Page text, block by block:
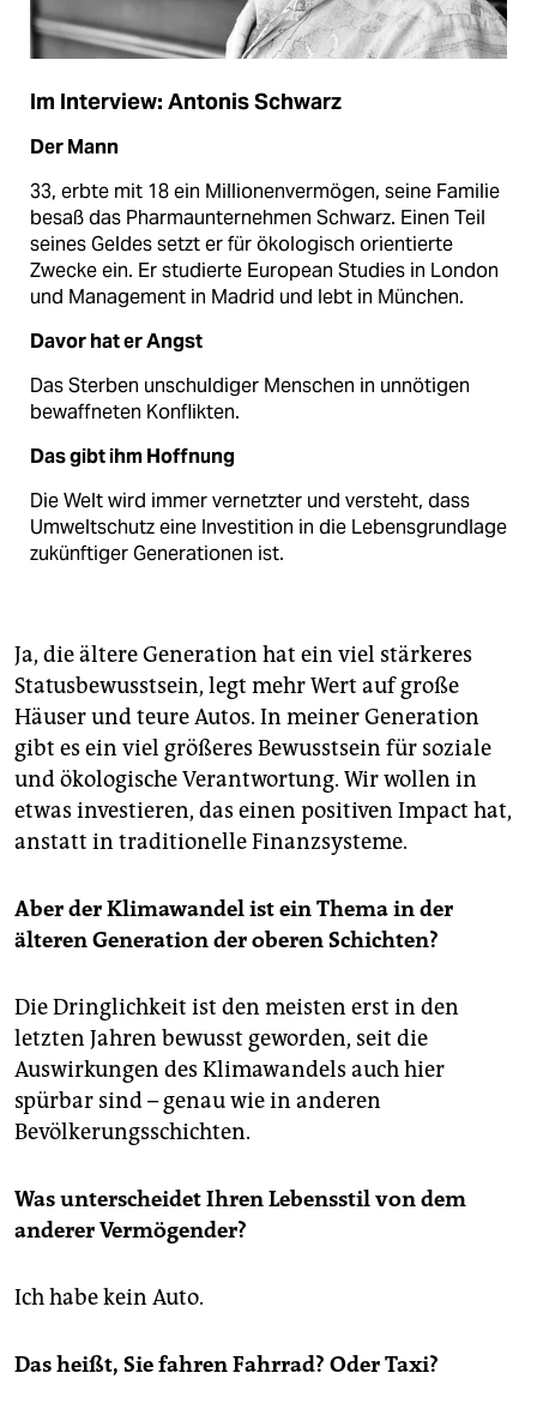
Im Interview: Antonis Schwarz
Der Mann
33, erbte mit 18 ein Millionenvermögen, seine Familie
besaß das Pharmaunternehmen Schwarz. Einen Teil
seines Geldes setzt er für ökologisch orientierte
Zwecke ein. Er studierte European Studies in London
und Management in Madrid und lebt in München.
Davor hat er Angst
Das Sterben unschuldiger Menschen in unnötigen
bewaffneten Konflikten.
Das gibt ihm Hoffnung
Die Welt wird immer vernetzter und versteht, dass
Umweltschutz eine Investition in die Lebensgrundlage
zukünftiger Generationen ist.
Ja, die ältere Generation hat ein viel stärkeres
Statusbewusstsein, legt mehr Wert auf große
Häuser und teure Autos. In meiner Generation
gibt es ein viel größeres Bewusstsein für soziale
und ökologische Verantwortung. Wir wollen in
etwas investieren, das einen positiven Impact hat,
anstatt in traditionelle Finanzsysteme.
Aber der Klimawandel ist ein Thema in der
älteren Generation der oberen Schichten?
Die Dringlichkeit ist den meisten erst in den
letzten Jahren bewusst geworden, seit die
Auswirkungen des Klimawandels auch hier
spürbar sind – genau wie in anderen
Bevölkerungsschichten.
Was unterscheidet Ihren Lebensstil von dem
anderer Vermögender?
Ich habe kein Auto.
Das heißt, Sie fahren Fahrrad? Oder Taxi?